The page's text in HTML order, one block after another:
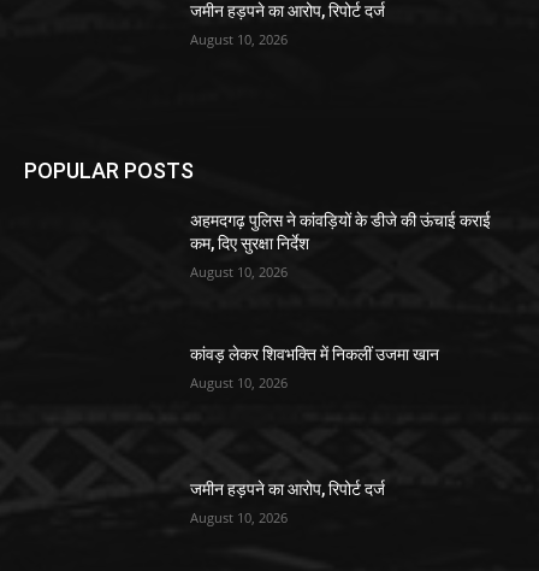
जमीन हड़पने का आरोप, रिपोर्ट दर्ज
August 10, 2026
POPULAR POSTS
अहमदगढ़ पुलिस ने कांवड़ियों के डीजे की ऊंचाई कराई
कम, दिए सुरक्षा निर्देश
August 10, 2026
कांवड़ लेकर शिवभक्ति में निकलीं उजमा खान
August 10, 2026
जमीन हड़पने का आरोप, रिपोर्ट दर्ज
August 10, 2026